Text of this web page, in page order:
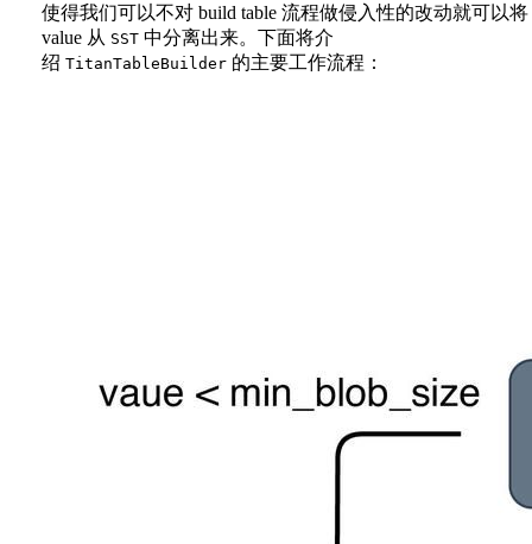
使得我们可以不对 build table 流程做侵入性的改动就可以将
value 从 SST 中分离出来。下面将介
绍 TitanTableBuilder 的主要工作流程：